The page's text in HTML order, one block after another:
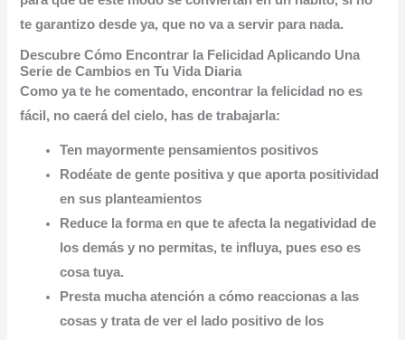
te garantizo desde ya, que no va a servir para nada.
Descubre Cómo Encontrar la Felicidad Aplicando Una
Serie de Cambios en Tu Vida Diaria
Como ya te he comentado, encontrar la felicidad no es
fácil, no caerá del cielo, has de trabajarla:
Ten mayormente pensamientos positivos
Rodéate de gente positiva y que aporta positividad
en sus planteamientos
Reduce la forma en que te afecta la negatividad de
los demás y no permitas, te influya, pues eso es
cosa tuya.
Presta muchaatención a cómo reaccionas a las
cosas y trata de ver el lado positivo de los